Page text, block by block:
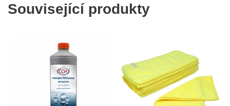
Související produkty